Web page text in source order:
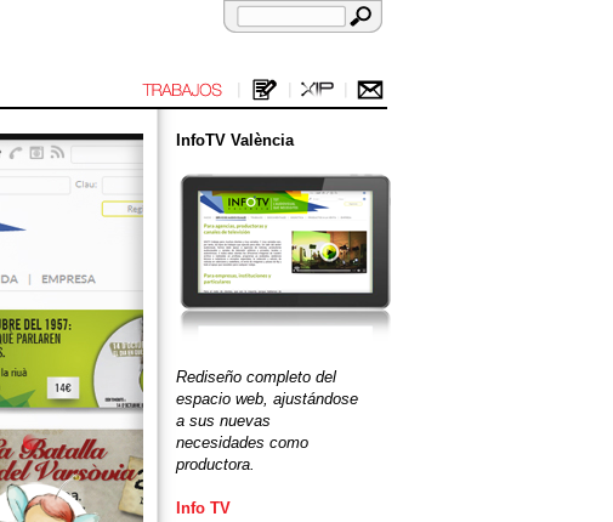
InfoTV València
Rediseño completo del
espacio web, ajustándose
a sus nuevas
necesidades como
productora.
Info TV